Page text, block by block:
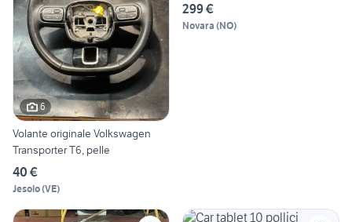
6
Volante originale Volkswagen
Transporter T6, pelle
40 €
Jesolo(VE)
299 €
Novara (NO)